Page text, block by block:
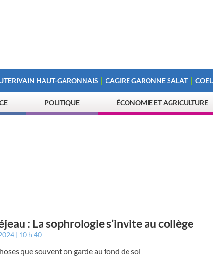
HAUT-GARONNAIS CAGIRE GARONNE SALAT
POLITIQUE ÉCONOMIE ET AGRICULTURE
: La sophrologie s’invite au collège
10 h 40
que souvent on garde au fond de soi